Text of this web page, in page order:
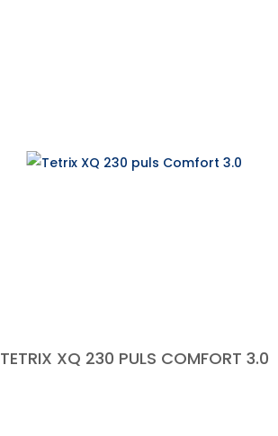
TETRIX XQ 230 PULS COMFORT 3.0